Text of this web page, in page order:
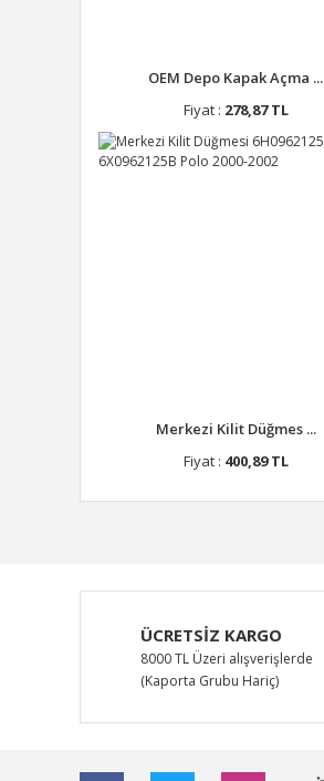
OEM Depo Kapak Açma ...
Fiyat : 278,87 TL
Merkezi Kilit Düğmes ...
Fiyat : 400,89 TL
ÜCRETSİZ KARGO
8000 TL Üzeri alışverişlerde
(Kaporta Grubu Hariç)